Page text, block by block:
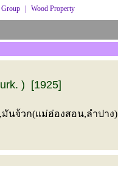
Group Wood Property
) [1925]
นจ้วก(แม่ฮ่องสอน,ลำปาง)